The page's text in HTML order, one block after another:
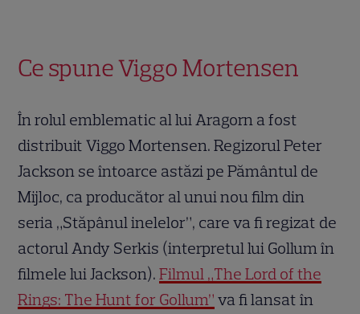
Ce spune Viggo Mortensen
În rolul emblematic al lui Aragorn a fost
distribuit Viggo Mortensen. Regizorul Peter
Jackson se întoarce astăzi pe Pământul de
Mijloc, ca producător al unui nou film din
seria „Stăpânul inelelor”, care va fi regizat de
actorul Andy Serkis (interpretul lui Gollum în
filmele lui Jackson).Filmul „The Lord of the
Rings: The Hunt for Gollum” va fi lansat în